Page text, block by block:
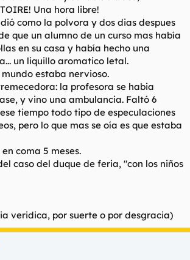
Una hora libre!
como la polvora y dos dias despues
que un alumno de un curso mas había
en su casa y había hecho una
un liquillo aromatico letal.
estaba nervioso.
la profesora se habia
y vino una ambulancia. Faltó 6
tiempo todo tipo de especulaciones
pero lo que mas se oía es que estaba
coma 5 meses.
caso del duque de feria, "con los niños
veridica, por suerte o por desgracia)